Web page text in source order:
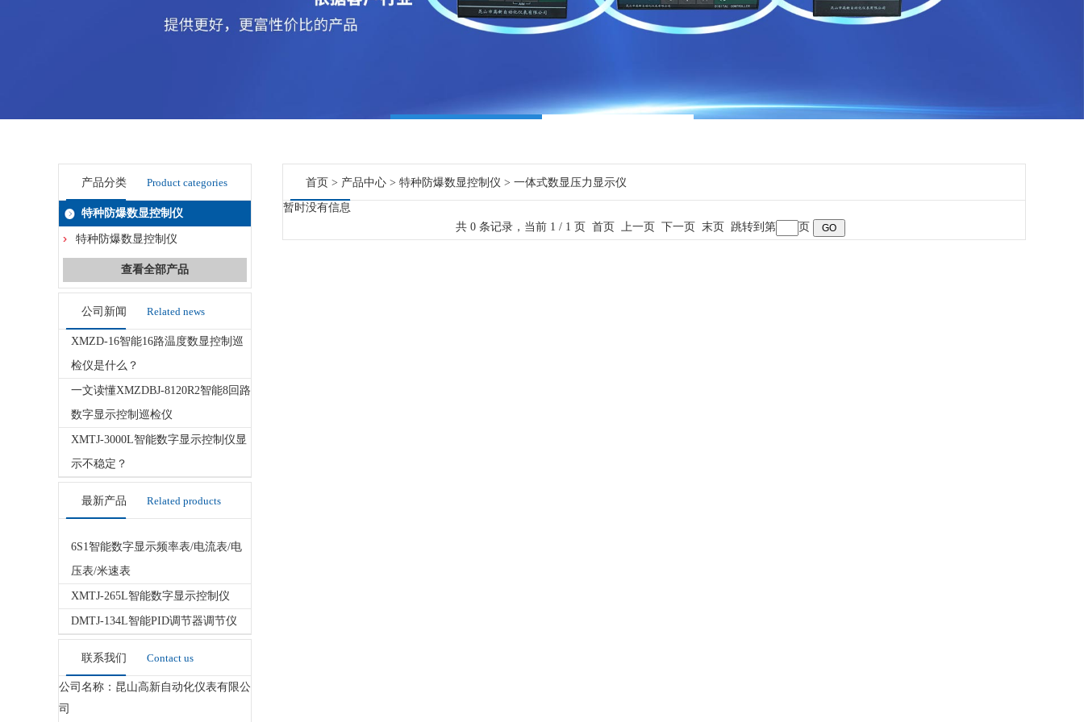
产品分类 Product categories
特种防爆数显控制仪
特种防爆数显控制仪
查看全部产品
公司新闻 Related news
XMZD-16智能16路温度数显控制巡
检仪是什么？
一文读懂XMZDBJ-8120R2智能8回路
数字显示控制巡检仪
XMTJ-3000L智能数字显示控制仪显
示不稳定？
最新产品 Related products
6S1智能数字显示频率表/电流表/电
压表/米速表
XMTJ-265L智能数字显示控制仪
DMTJ-134L智能PID调节器调节仪
联系我们 Contact us
公司名称：昆山高新自动化仪表有限公
司
首页 > 产品中心 > 特种防爆数显控制仪 > 一体式数显压力显示仪
暂时没有信息
共 0 条记录，当前 1 / 1 页 首页 上一页 下一页 末页 跳转到第
页